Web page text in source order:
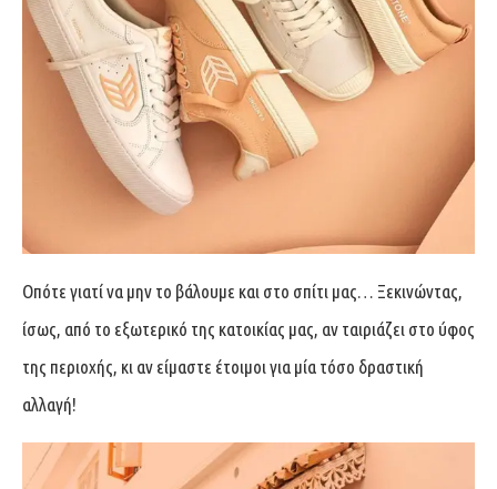
Οπότε γιατί να μην το βάλουμε και στο σπίτι μας… Ξεκινώντας,
ίσως, από το εξωτερικό της κατοικίας μας, αν ταιριάζει στο ύφος
της περιοχής, κι αν είμαστε έτοιμοι για μία τόσο δραστική
αλλαγή!